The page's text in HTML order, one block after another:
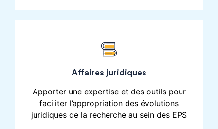
Affaires juridiques
Apporter une expertise et des outils pour
faciliter l’appropriation des évolutions
juridiques de la recherche au sein des EPS